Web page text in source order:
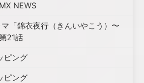
NEWS
「錦衣夜行（きんいやこう）〜
21話
ピング
ピング